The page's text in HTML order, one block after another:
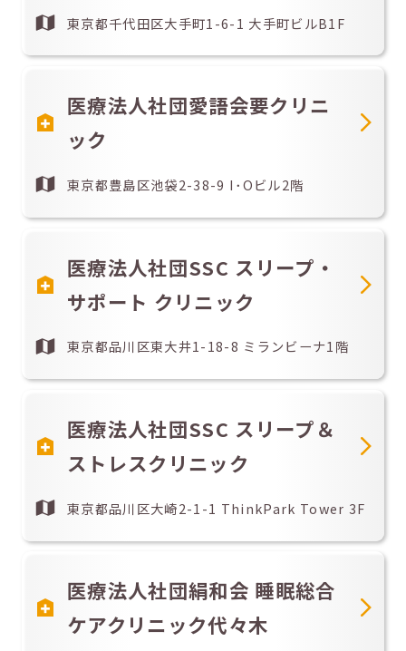
東京都千代田区大手町1-6-1 大手町ビルB1F
医療法人社団愛語会要クリニ
ック
東京都豊島区池袋2-38-9 I･Oビル2階
医療法人社団SSC スリープ・
サポート クリニック
東京都品川区東大井1-18-8 ミランビーナ1階
医療法人社団SSC スリープ＆
ストレスクリニック
東京都品川区大崎2-1-1 ThinkPark Tower 3F
医療法人社団絹和会 睡眠総合
ケアクリニック代々木